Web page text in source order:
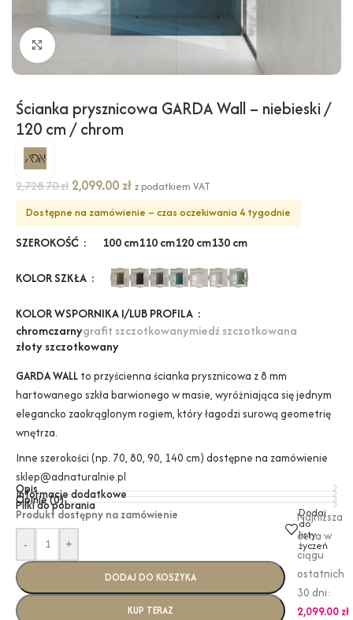
Kliknij, aby powiększyć
Ścianka prysznicowa GARDA Wall – niebieski /
120 cm / chrom
2,728.70zł 2,099.00 zł z podatkiem VAT
Dostępne na zamówienie – czas oczekiwania 4 tygodnie
SZEROKOŚĆ 100 cm110 cm120 cm130 cm
KOLOR SZKŁA
KOLOR WSPORNIKA I/LUB PROFILA
chromczarnygrafit szczotkowanymiedź szczotkowana
złoty szczotkowany
GARDA WALL to przyścienna ścianka prysznicowa z 8 mm
hartowanego szkła barwionego w masie, wyróżniająca się jednym
elegancko zaokrąglonym rogiem, który łagodzi surową geometrię
wnętrza.
Inne szerokości (np. 70, 80, 90, 140 cm) dostępne na zamówienie
sklep@adnaturalnie.pl
Opis
Informacje dodatkowe
Opinie (0)
Pliki do pobrania
Produkt dostępny na zamówienie
-
+
DODAJ DO KOSZYKA
KUP TERAZ
Dodaj
do
listy
życzeń
Najniższa
cena w
ciągu
ostatnich
30 dni:
2,099.00 zł